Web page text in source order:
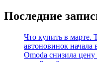
Последние
Что купить в марте.
автоновинок начала
Omoda снизила